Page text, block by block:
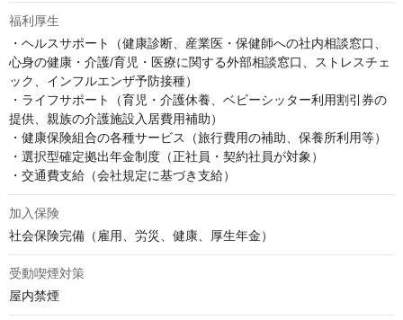
福利厚生
・ヘルスサポート（健康診断、産業医・保健師への社内相談窓口、
心身の健康・介護/育児・医療に関する外部相談窓口、ストレスチェ
ック、インフルエンザ予防接種）
・ライフサポート（育児・介護休養、ベビーシッター利用割引券の
提供、親族の介護施設入居費用補助）
・健康保険組合の各種サービス（旅行費用の補助、保養所利用等）
・選択型確定拠出年金制度（正社員・契約社員が対象）
・交通費支給（会社規定に基づき支給）
加入保険
社会保険完備（雇用、労災、健康、厚生年金）
受動喫煙対策
屋内禁煙